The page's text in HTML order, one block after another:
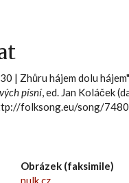
| Zhůru hájem dolu hájem",
písní, ed. Jan Koláček
folksong.eu/song/7480
Obrázek (faksimile)
nulk.cz